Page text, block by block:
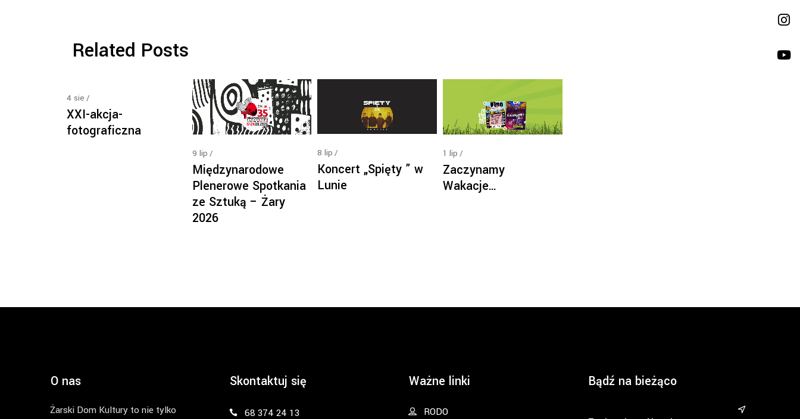
Related Posts
4 sie
XXI-akcja-
fotograficzna
9 lip
Międzynarodowe
Plenerowe Spotkania
ze Sztuką – Żary
2026
8 lip
Koncert „Spięty ” w
Lunie
1 lip
Zaczynamy
Wakacje…
O nas
Żarski Dom Kultury to nie tylko
Skontaktuj się
68 374 24 13
Ważne linki
RODO
Bądź na bieżąco
&